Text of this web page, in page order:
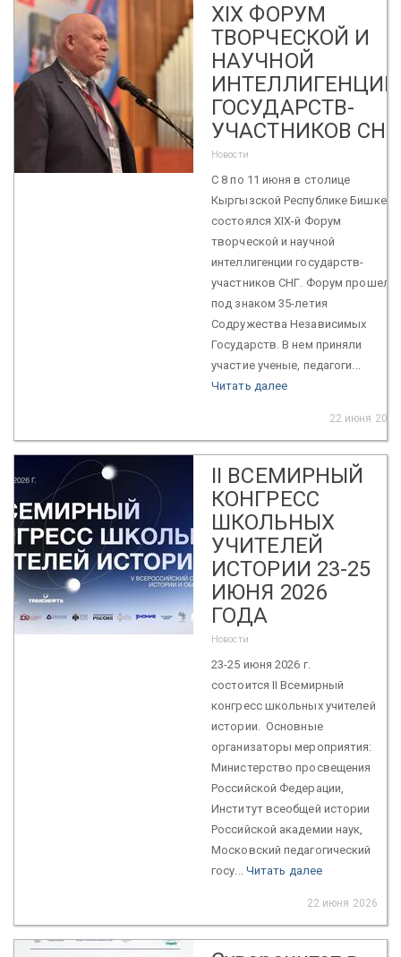
XIX ФОРУМ
ТВОРЧЕСКОЙ И
НАУЧНОЙ
ИНТЕЛЛИГЕНЦИИ
ГОСУДАРСТВ-
УЧАСТНИКОВ СНГ
Новости
С 8 по 11 июня в столице
Кыргызской Республике Бишкеке
состоялся XIX-й Форум
творческой и научной
интеллигенции государств-
участников СНГ. Форум прошел
под знаком 35-летия
Содружества Независимых
Государств. В нем приняли
участие ученые, педагоги...
Читать далее
22 июня 2026
II ВСЕМИРНЫЙ
КОНГРЕСС
ШКОЛЬНЫХ
УЧИТЕЛЕЙ
ИСТОРИИ 23-25
ИЮНЯ 2026
ГОДА
Новости
23-25 июня 2026 г.
состоится II Всемирный
конгресс школьных учителей
истории. Основные
организаторы мероприятия:
Министерство просвещения
Российской Федерации,
Институт всеобщей истории
Российской академии наук,
Московский педагогический
госу... Читать далее
22 июня 2026